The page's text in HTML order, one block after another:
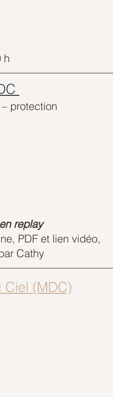
h
protection
replay
PDF et lien vidéo,
Cathy
(MDC)